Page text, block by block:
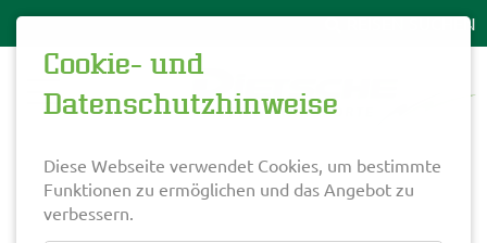
Cookie- und
Datenschutzhinweise
Diese Webseite verwendet Cookies, um bestimmte
Funktionen zu ermöglichen und das Angebot zu
verbessern.